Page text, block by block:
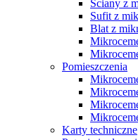
Ściany z
Sufit z
Blat z
Pomieszczenia
Karty techniczne